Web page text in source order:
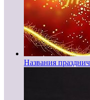
Названия